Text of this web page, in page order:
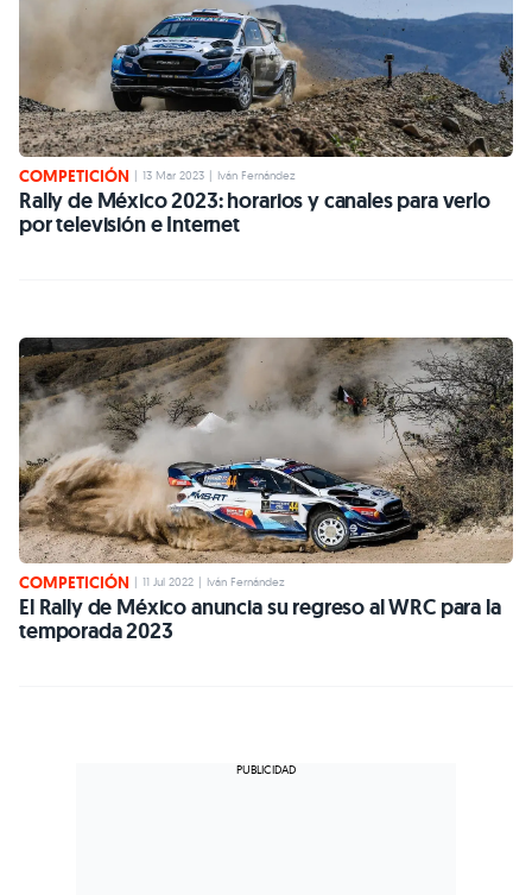
COMPETICIÓN 13 Mar 2023 Iván Fernández
Rally de México 2023: horarios y canales para verlo
por televisión e Internet
COMPETICIÓN 11 Jul 2022 Iván Fernández
El Rally de México anuncia su regreso al WRC para la
temporada 2023